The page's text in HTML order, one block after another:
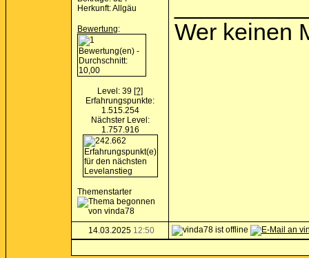
Herkunft: Allgäu
Bewertung:
Level: 39 [?]
Erfahrungspunkte:
1.515.254
Nächster Level:
1.757.916
Themenstarter
Wer keinen
14.03.2025 12:50